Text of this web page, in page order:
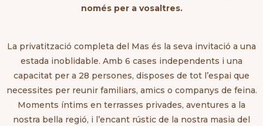
només per a vosaltres.
La privatització completa del Mas és la seva invitació a una
estada inoblidable. Amb 6 cases independents i una
capacitat per a 28 persones, disposes de tot l’espai que
necessites per reunir familiars, amics o companys de feina.
Moments íntims en terrasses privades, aventures a la
nostra bella regió, i l’encant rústic de la nostra masia del